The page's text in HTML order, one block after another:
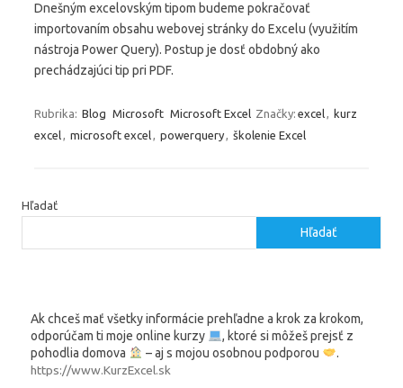
Dnešným excelovským tipom budeme pokračovať
importovaním obsahu webovej stránky do Excelu (využitím
nástroja Power Query). Postup je dosť obdobný ako
prechádzajúci tip pri PDF.
Rubrika: Blog Microsoft Microsoft Excel Značky: excel, kurz
excel, microsoft excel, powerquery, školenie Excel
Hľadať
Hľadať
Ak chceš mať všetky informácie prehľadne a krok za krokom,
odporúčam ti moje online kurzy
, ktoré si môžeš prejsť z
pohodlia domova
– aj s mojou osobnou podporou
.
https://www.KurzExcel.sk